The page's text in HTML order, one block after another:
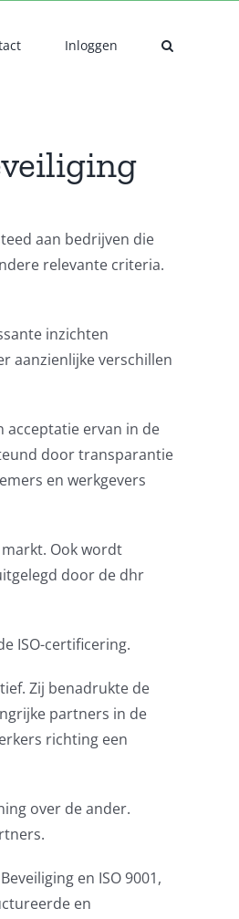
Inloggen
aan bedrijven die
relevante criteria.
inzichten
aanzienlijke verschillen
acceptatie ervan in de
door transparantie
en werkgevers
Ook wordt
door de dhr
ISO-certificering.
Zij benadrukte de
partners in de
richting een
over de ander.
en ISO 9001,
en